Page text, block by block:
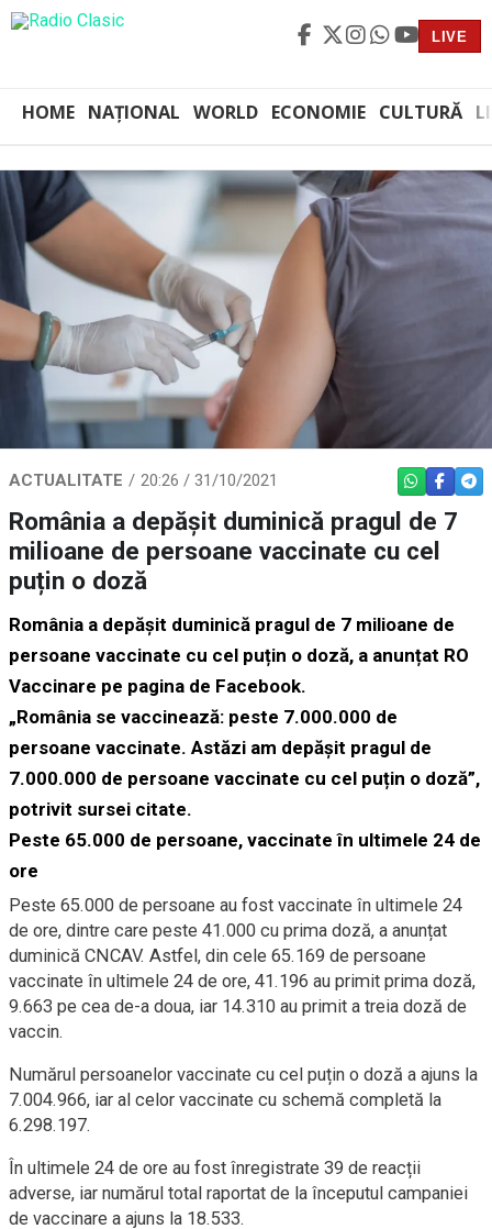
LIVE
HOME NAȚIONAL WORLD ECONOMIE CULTURĂ
ACTUALITATE 20:26 / 31/10/2021 WHATSAPP
România a depășit duminică pragul de 7
milioane de persoane vaccinate cu cel
puțin o doză
România a depășit duminică pragul de 7 milioane de
persoane vaccinate cu cel puțin o doză, a anunțat RO
Vaccinare pe pagina de Facebook.
„România se vaccinează: peste 7.000.000 de
persoane vaccinate. Astăzi am depășit pragul de
7.000.000 de persoane vaccinate cu cel puțin o doză”,
potrivit sursei citate.
Peste 65.000 de persoane, vaccinate în ultimele 24 de
ore
Peste 65.000 de persoane au fost vaccinate în ultimele 24
de ore, dintre care peste 41.000 cu prima doză, a anunțat
duminică CNCAV. Astfel, din cele 65.169 de persoane
vaccinate în ultimele 24 de ore, 41.196 au primit prima doză,
9.663 pe cea de-a doua, iar 14.310 au primit a treia doză de
vaccin.
Numărul persoanelor vaccinate cu cel puțin o doză a ajuns la
7.004.966, iar al celor vaccinate cu schemă completă la
6.298.197.
În ultimele 24 de ore au fost înregistrate 39 de reacții
adverse, iar numărul total raportat de la începutul campaniei
de vaccinare a ajuns la 18.533.